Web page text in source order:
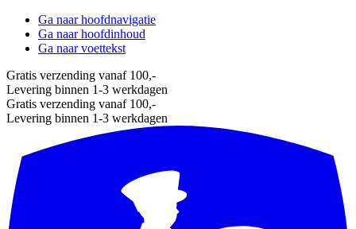
Ga naar hoofdnavigatie
Ga naar hoofdinhoud
Ga naar voettekst
Gratis verzending vanaf 100,-
Levering binnen 1-3 werkdagen
Gratis verzending vanaf 100,-
Levering binnen 1-3 werkdagen